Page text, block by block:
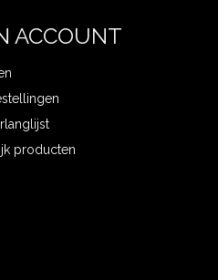
ACCOUNT
producten